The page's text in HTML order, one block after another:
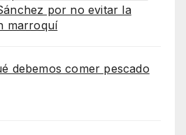
por no evitar la
marroquí
debemos comer pescado